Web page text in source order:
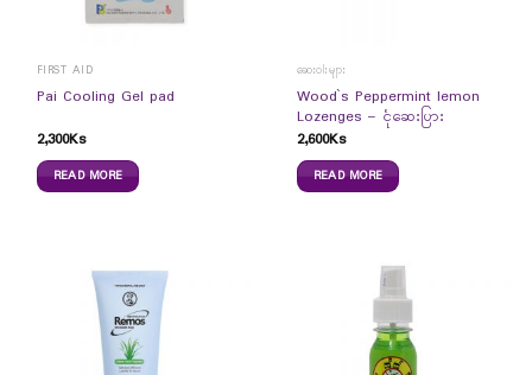
FIRST AID
Pai Cooling Gel pad
2,300Ks
READ MORE
ဆေးဝါးများ
Wood`s Peppermint lemon
Lozenges – ငုံဆေးပြား
2,600Ks
READ MORE